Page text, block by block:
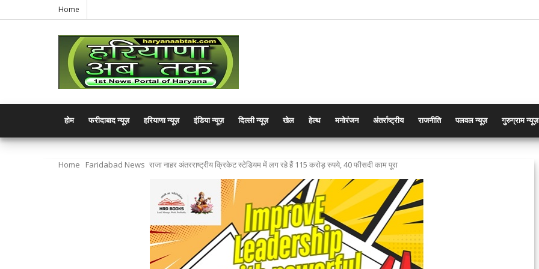
Home
होम फरीदाबाद न्यूज़ हरियाणा न्यूज़ इंडिया न्यूज़ दिल्ली न्यूज़ खेल हेल्थ मनोरंजन अंतर्राष्ट्रीय राजनीति पलवल न्यूज़ गुरुग्राम न्यूज़
Home Faridabad News राजा नाहर अंतरराष्ट्रीय क्रिकेट स्टेडियम में लग रहे हैं 115 करोड़ रुपये, 40 फीसदी काम पूरा